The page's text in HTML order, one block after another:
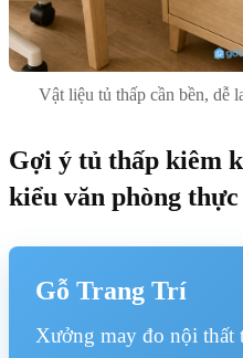
Vật liệu tủ thấp cần bền, dễ
Gợi ý tủ thấp kiêm
kiểu văn phòng
Gỗ Trang Trí
Xưởng may đo nội thất